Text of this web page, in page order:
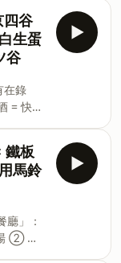
支持
朋友！
保障
三合
珍珠
朱
義北
如雪片
吃的是
Email
支持
友！
保障
四谷
生蛋
谷
在錄
= 快樂
商開
菇、
④ 燒鳥
搭配
完美
、日
」通通
鐵板
馬鈴
」：
② 前